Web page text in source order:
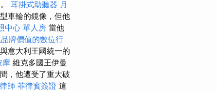
耳掛式助聽器 月
車輪的鏡像，但他
中心 單人房 當他
牌價值的數位行
意大利王國統一的
摩 維克多國王伊曼
，他遭受了重大破
師 菲律賓簽證 這